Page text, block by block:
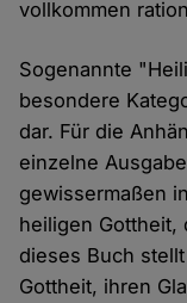
vollkommen
Sogenannte
besondere
dar. Für die
einzelne
gewissermaßen
heiligen Gottheit,
dieses Buch
Gottheit, ihren